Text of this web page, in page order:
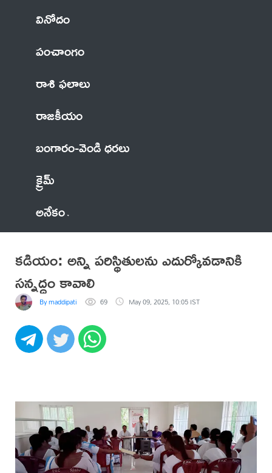
వినోదం
పంచాంగం
రాశి ఫలాలు
రాజకీయం
బంగారం-వెండి ధరలు
క్రైమ్
అనేకం
కడియం: అన్ని పరిస్థితులను ఎదుర్కోవడానికి
సన్నద్ధం కావాలి
By maddipati 69 May 09, 2025, 10:05 IST